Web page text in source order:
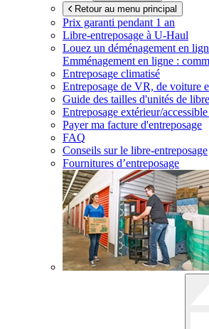
Retour au menu principal
Prix garanti pendant 1 an
Libre-entreposage à U-Haul
Louez un déménagement en
Emménagement en ligne :
Entreposage climatisé
Entreposage de VR, de voiture
Guide des tailles d'unités de
Entreposage extérieur/
Payer ma facture d'entreposage
FAQ
Conseils sur le libre-entreposage
Fournitures d’entreposage